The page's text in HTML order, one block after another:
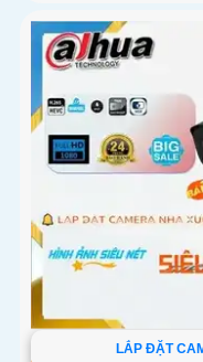
LẮP ĐẶT